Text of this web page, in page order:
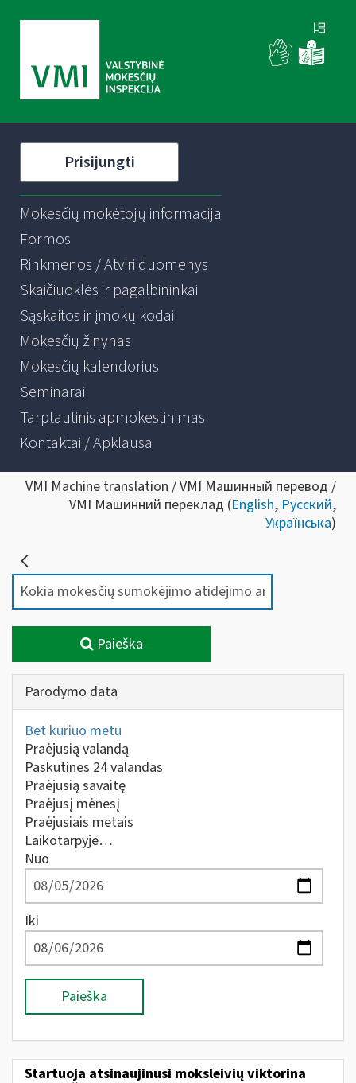
Prisijungti
Mokesčių mokėtojų informacija
Formos
Rinkmenos / Atviri duomenys
Skaičiuoklės ir pagalbininkai
Sąskaitos ir įmokų kodai
Mokesčių žinynas
Mokesčių kalendorius
Seminarai
Tarptautinis apmokestinimas
Kontaktai / Apklausa
VMI Machine translation / VMI Машинный перевод /
VMI Машинний переклад (English, Русский,
Українська)
Paieška
Parodymo data
Bet kuriuo metu
Praėjusią valandą
Paskutines 24 valandas
Praėjusią savaitę
Praėjusį mėnesį
Praėjusiais metais
Laikotarpyje…
Nuo
Iki
Paieška
Startuoja atsinaujinusi moksleivių viktorina